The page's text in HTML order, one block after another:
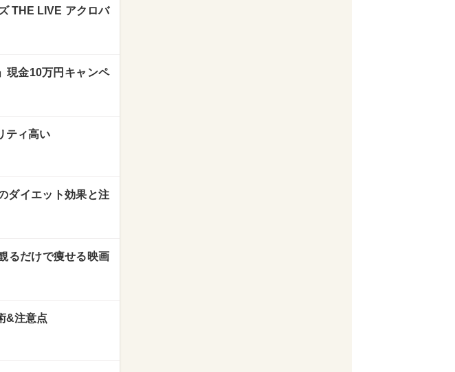
THE LIVE アクロバ
現金10万円キャンペ
ティ高い
ダイエット効果と注
るだけで痩せる映画
&注意点